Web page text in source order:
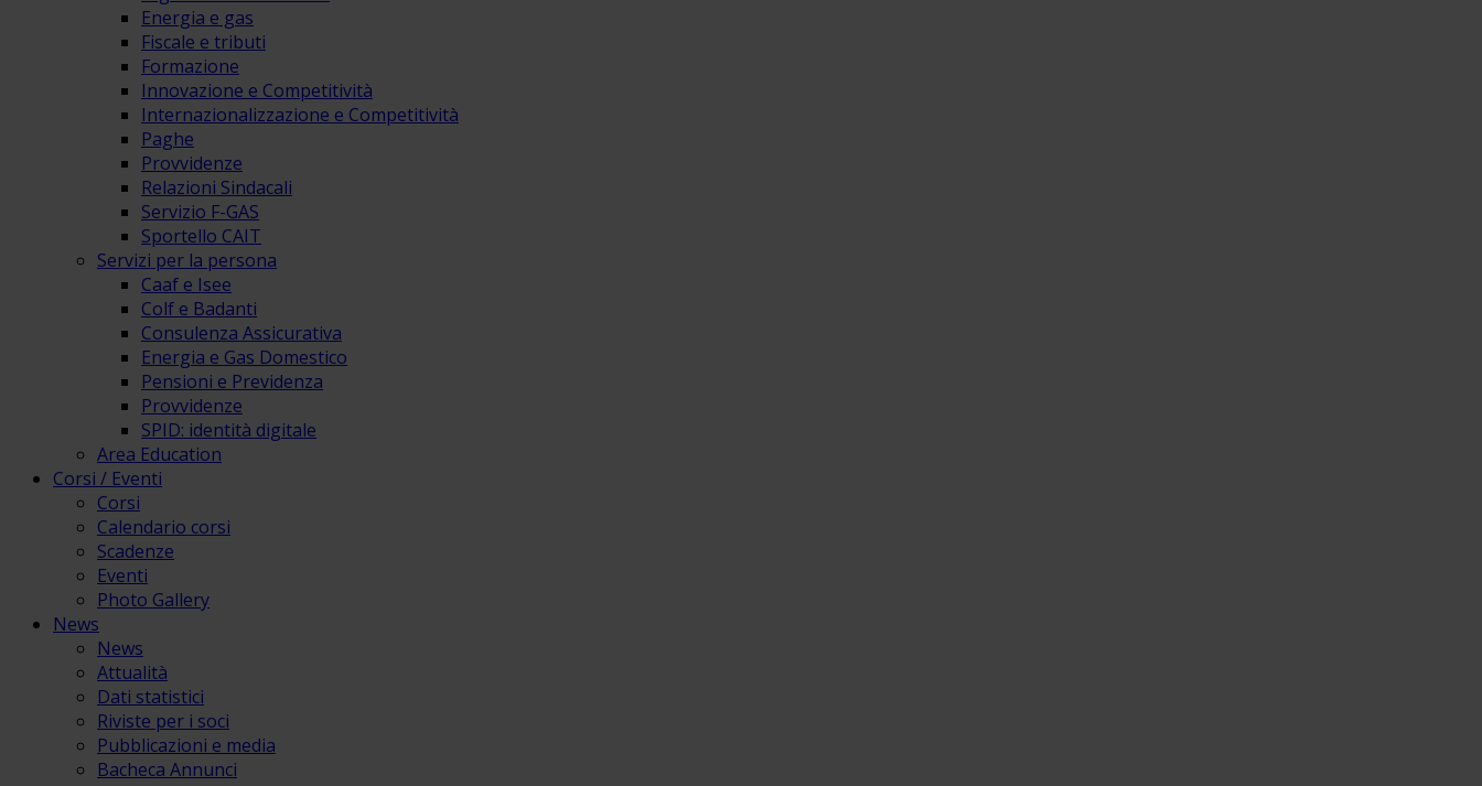
Energia e gas
Fiscale e tributi
Formazione
Innovazione e Competitività
Internazionalizzazione e Competitività
Paghe
Provvidenze
Relazioni Sindacali
Servizio F-GAS
Sportello CAIT
Servizi per la persona
Caaf e Isee
Colf e Badanti
Consulenza Assicurativa
Energia e Gas Domestico
Pensioni e Previdenza
Provvidenze
SPID: identità digitale
Area Education
Corsi / Eventi
Corsi
Calendario corsi
Scadenze
Eventi
Photo Gallery
News
News
Attualità
Dati statistici
Riviste per i soci
Pubblicazioni e media
Bacheca Annunci